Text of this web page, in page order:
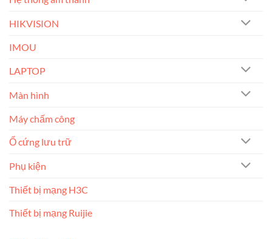
HIKVISION
IMOU
LAPTOP
Màn hình
Máy chấm công
Ổ cứng lưu trữ
Phụ kiện
Thiết bị mạng H3C
Thiết bị mạng Ruijie